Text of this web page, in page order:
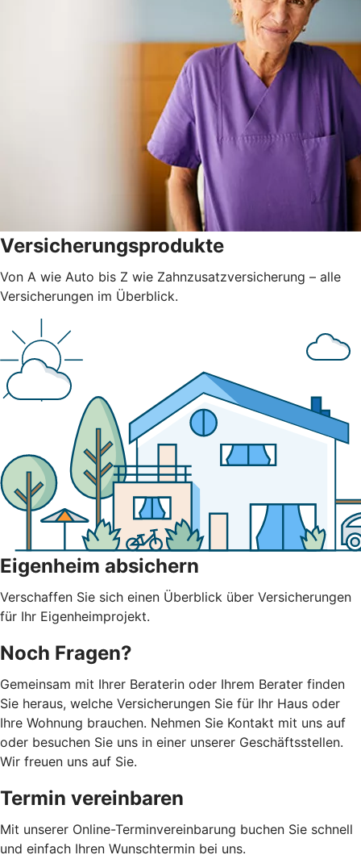
Versicherungsprodukte
Von A wie Auto bis Z wie Zahnzusatzversicherung – alle
Versicherungen im Überblick.
Eigenheim absichern
Verschaffen Sie sich einen Überblick über Versicherungen
für Ihr Eigenheimprojekt.
Noch Fragen?
Gemeinsam mit Ihrer Beraterin oder Ihrem Berater finden
Sie heraus, welche Versicherungen Sie für Ihr Haus oder
Ihre Wohnung brauchen. Nehmen Sie Kontakt mit uns auf
oder besuchen Sie uns in einer unserer Geschäftsstellen.
Wir freuen uns auf Sie.
Termin vereinbaren
Mit unserer Online-Terminvereinbarung buchen Sie schnell
und einfach Ihren Wunschtermin bei uns.